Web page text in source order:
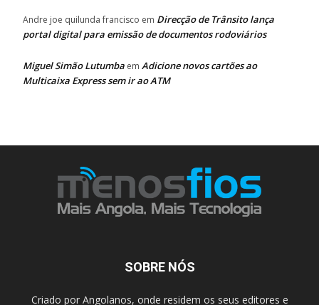
Andre joe quilunda francisco em Direcção de Trânsito lança
portal digital para emissão de documentos rodoviários
Miguel Simão Lutumba em Adicione novos cartões ao
Multicaixa Express sem ir ao ATM
SOBRE NÓS
Criado por Angolanos, onde residem os seus editores e